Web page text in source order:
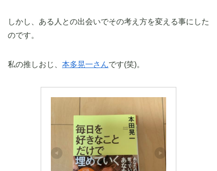
しかし、ある人との出会いでその考え方を変える事にした
のです。
私の推しおじ、 本多晃一さんです(笑)。